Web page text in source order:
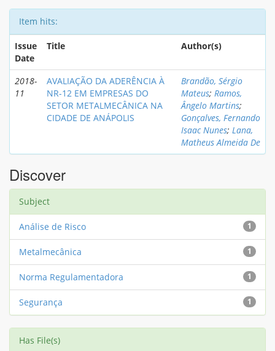
Item hits:
Issue
Date
Title Author(s)
2018-
11
AVALIAÇÃO DA ADERÊNCIA À
NR-12 EM EMPRESAS DO
SETOR METALMECÂNICA NA
CIDADE DE ANÁPOLIS
Brandão, Sérgio
Mateus; Ramos,
Ângelo Martins;
Gonçalves, Fernando
Isaac Nunes; Lana,
Matheus Almeida De
Discover
Subject
1
Análise de Risco
1
Metalmecânica
1
Norma Regulamentadora
1
Segurança
Has File(s)